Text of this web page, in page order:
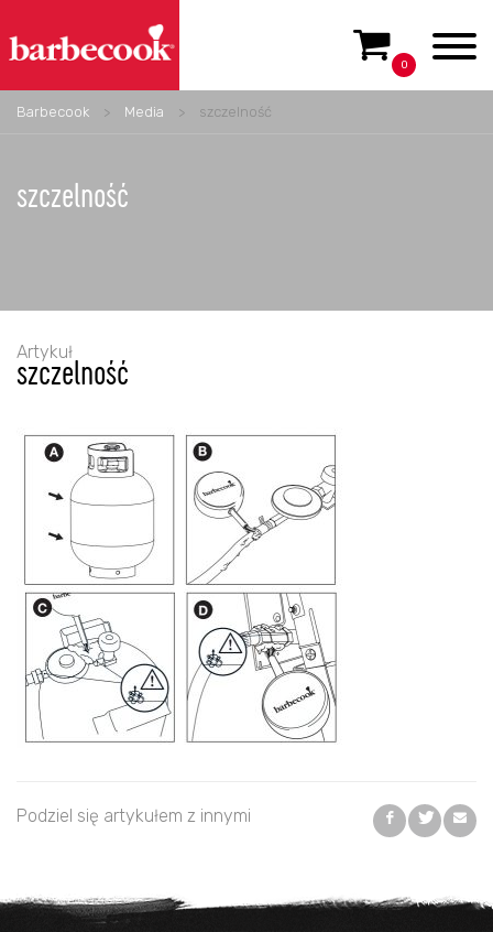
0
Barbecook > Media > szczelność
szczelność
Artykuł
szczelność
Podziel się artykułem z innymi